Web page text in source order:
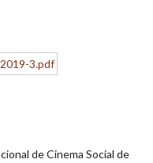
de Cinema Social de